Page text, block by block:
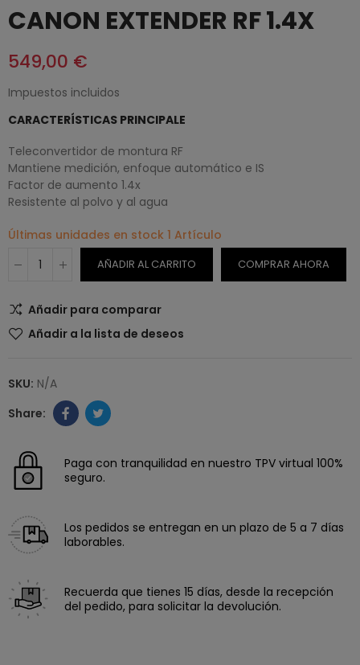
CANON EXTENDER RF 1.4X
549,00 €
Impuestos incluidos
CARACTERÍSTICAS PRINCIPALE
Teleconvertidor de montura RF
Mantiene medición, enfoque automático e IS
Factor de aumento 1.4x
Resistente al polvo y al agua
Últimas unidades en stock 1 Artículo
AÑADIR AL CARRITO COMPRAR AHORA
Añadir para comparar
Añadir a la lista de deseos
SKU: N/A
Paga con tranquilidad en nuestro TPV virtual 100%
seguro.
Los pedidos se entregan en un plazo de 5 a 7 días
laborables.
Recuerda que tienes 15 días, desde la recepción
del pedido, para solicitar la devolución.